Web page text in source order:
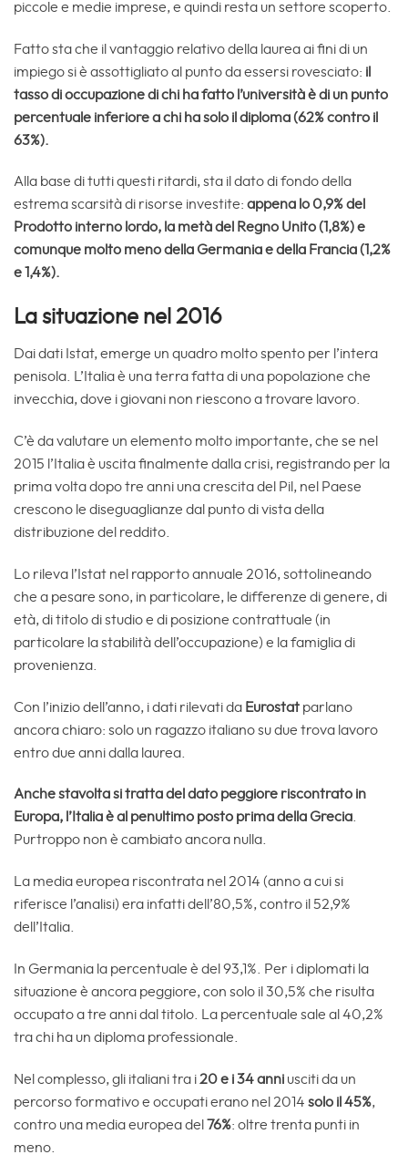
piccole e medie imprese, e quindi resta un settore scoperto.
Fatto sta che il vantaggio relativo della laurea ai fini di un
impiego si è assottigliato al punto da essersi rovesciato: il
tasso di occupazione di chi ha fatto l’università è di un punto
percentuale inferiore a chi ha solo il diploma (62% contro il
63%).
Alla base di tutti questi ritardi, sta il dato di fondo della
estrema scarsità di risorse investite: appena lo 0,9% del
Prodotto interno lordo, la metà del Regno Unito (1,8%) e
comunque molto meno della Germania e della Francia (1,2%
e 1,4%).
La situazione nel 2016
Dai dati Istat, emerge un quadro molto spento per l’intera
penisola. L’Italia è una terra fatta di una popolazione che
invecchia, dove i giovani non riescono a trovare lavoro.
C’è da valutare un elemento molto importante, che se nel
2015 l’Italia è uscita finalmente dalla crisi, registrando per la
prima volta dopo tre anni una crescita del Pil, nel Paese
crescono le diseguaglianze dal punto di vista della
distribuzione del reddito.
Lo rileva l’Istat nel rapporto annuale 2016, sottolineando
che a pesare sono, in particolare, le differenze di genere, di
età, di titolo di studio e di posizione contrattuale (in
particolare la stabilità dell’occupazione) e la famiglia di
provenienza.
Con l’inizio dell’anno, i dati rilevati da Eurostat parlano
ancora chiaro: solo un ragazzo italiano su due trova lavoro
entro due anni dalla laurea.
Anche stavolta si tratta del dato peggiore riscontrato in
Europa, l’Italia è al penultimo posto prima della Grecia.
Purtroppo non è cambiato ancora nulla.
La media europea riscontrata nel 2014 (anno a cui si
riferisce l’analisi) era infatti dell’80,5%, contro il 52,9%
dell’Italia.
In Germania la percentuale è del 93,1%. Per i diplomati la
situazione è ancora peggiore, con solo il 30,5% che risulta
occupato a tre anni dal titolo. La percentuale sale al 40,2%
tra chi ha un diploma professionale.
Nel complesso, gli italiani tra i20 e i 34 anni usciti da un
percorso formativo e occupati erano nel 2014 solo il 45%,
contro una media europea del 76%: oltre trenta punti in
meno.